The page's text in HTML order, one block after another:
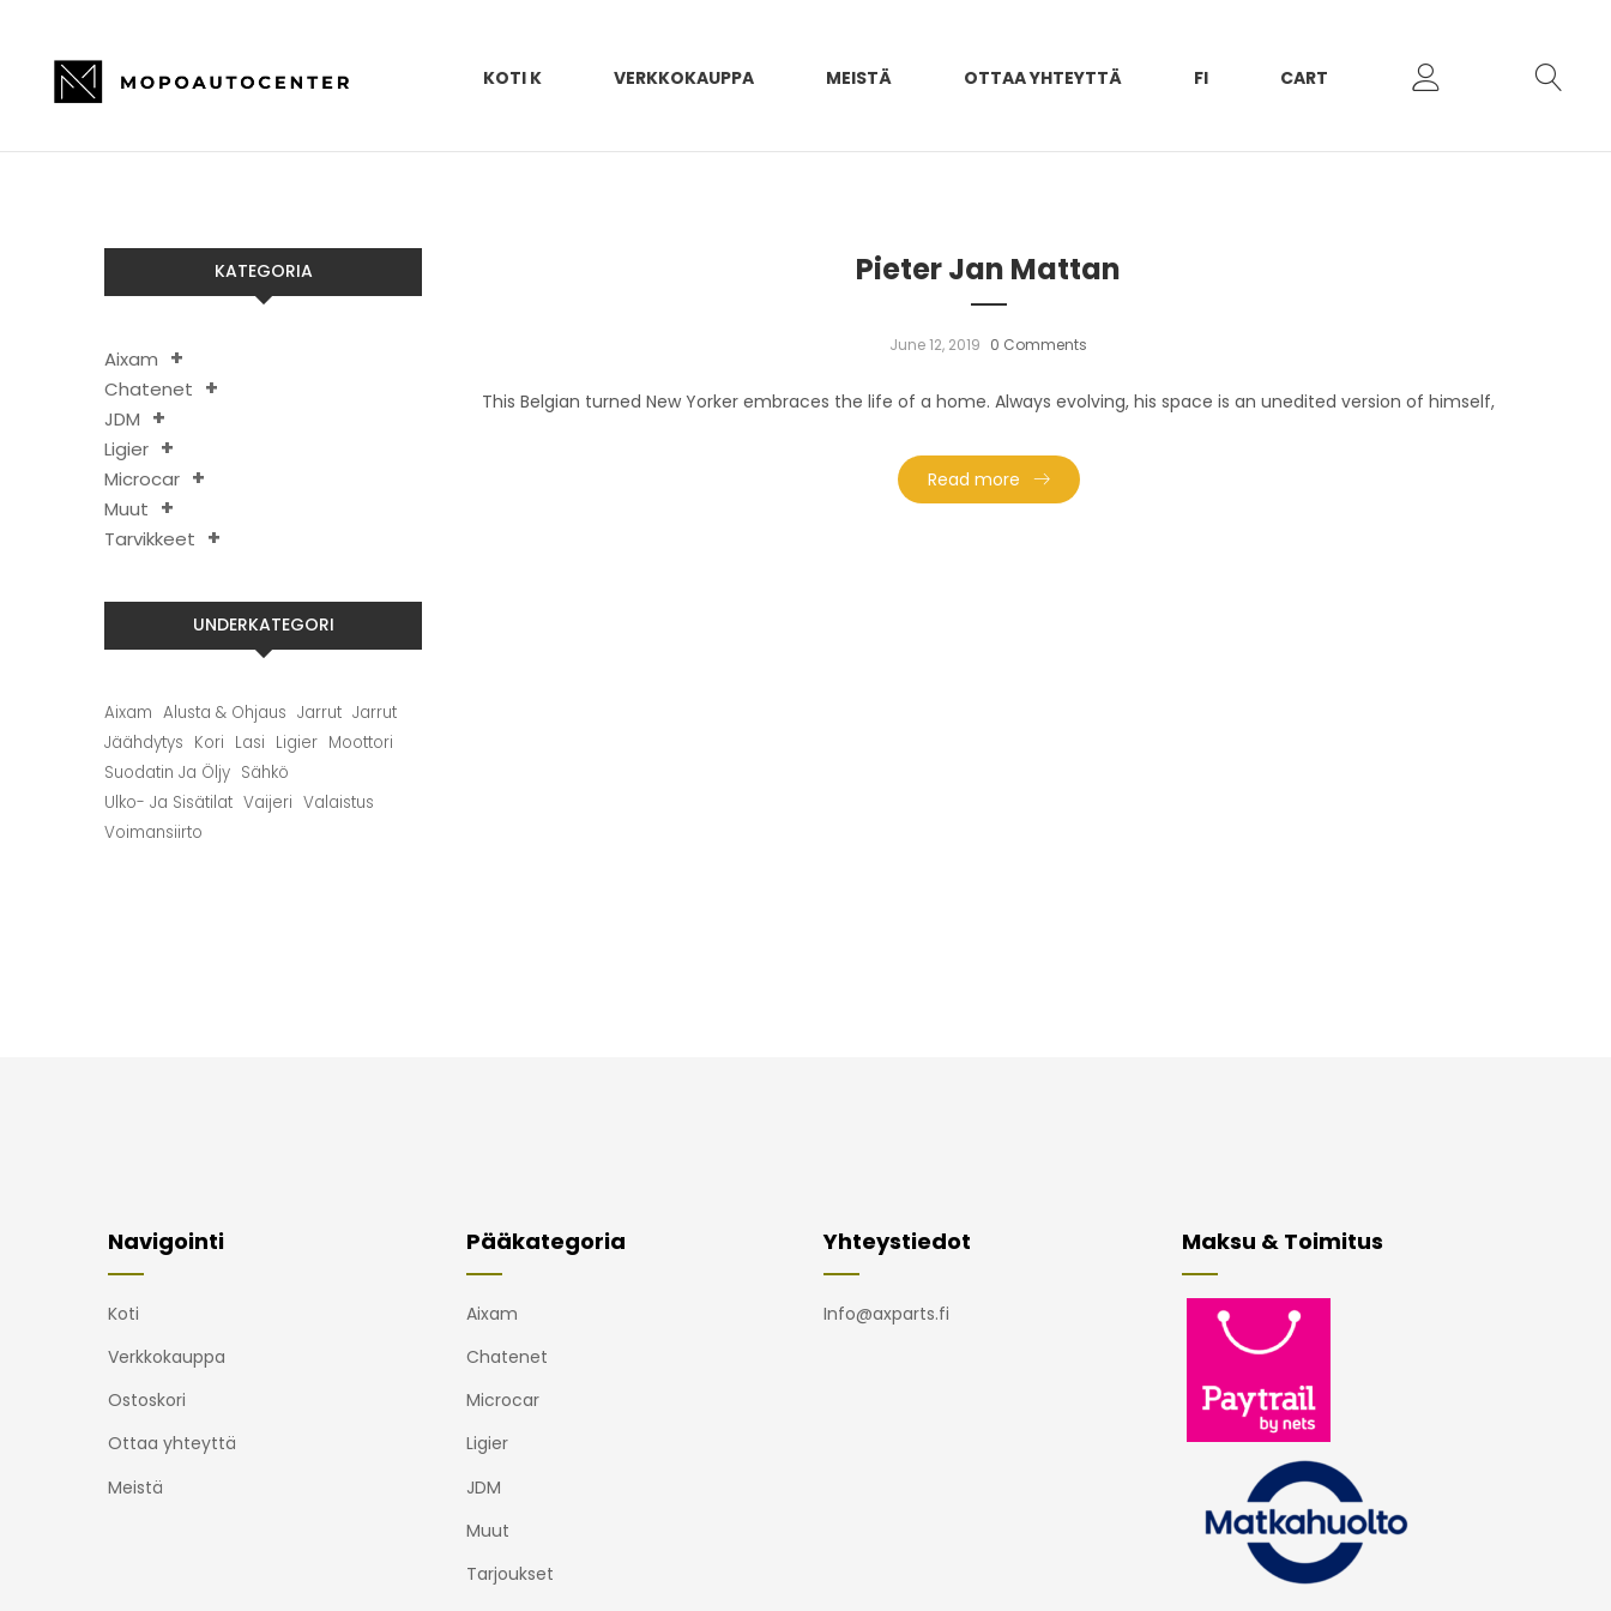
KOTI K VERKKOKAUPPA MEISTÄ OTTAA YHTEYTTÄ FI CART
KATEGORIA
Aixam
Chatenet
JDM
Ligier
Microcar
Muut
Tarvikkeet
UNDERKATEGORI
Aixam Alusta & Ohjaus Jarrut Jarrut
Jäähdytys Kori Lasi Ligier Moottori
Suodatin Ja Öljy Sähkö
Ulko- Ja Sisätilat Vaijeri Valaistus
Voimansiirto
Pieter Jan Mattan
June 12, 2019 0 Comments
This Belgian turned New Yorker embraces the life of a home. Always evolving, his space is an unedited version of himself,
Read more
Navigointi
Koti
Verkkokauppa
Ostoskori
Ottaa yhteyttä
Meistä
Pääkategoria
Aixam
Chatenet
Microcar
Ligier
JDM
Muut
Tarjoukset
Yhteystiedot
Info@axparts.fi
Maksu & Toimitus